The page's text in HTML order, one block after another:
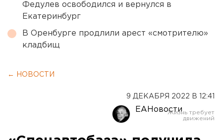
Федулев освободился и вернулся в
Екатеринбург
В Оренбурге продлили арест «смотрителю»
кладбищ
← НОВОСТИ
9 ДЕКАБРЯ 2022 В 12:41
ЕАНовости